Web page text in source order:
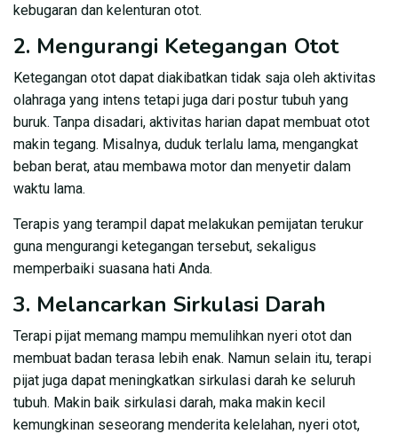
kebugaran dan kelenturan otot.
2. Mengurangi Ketegangan Otot
Ketegangan otot dapat diakibatkan tidak saja oleh aktivitas
olahraga yang intens tetapi juga dari postur tubuh yang
buruk. Tanpa disadari, aktivitas harian dapat membuat otot
makin tegang. Misalnya, duduk terlalu lama, mengangkat
beban berat, atau membawa motor dan menyetir dalam
waktu lama.
Terapis yang terampil dapat melakukan pemijatan terukur
guna mengurangi ketegangan tersebut, sekaligus
memperbaiki suasana hati Anda.
3. Melancarkan Sirkulasi Darah
Terapi pijat memang mampu memulihkan nyeri otot dan
membuat badan terasa lebih enak. Namun selain itu, terapi
pijat juga dapat meningkatkan sirkulasi darah ke seluruh
tubuh. Makin baik sirkulasi darah, maka makin kecil
kemungkinan seseorang menderita kelelahan, nyeri otot,